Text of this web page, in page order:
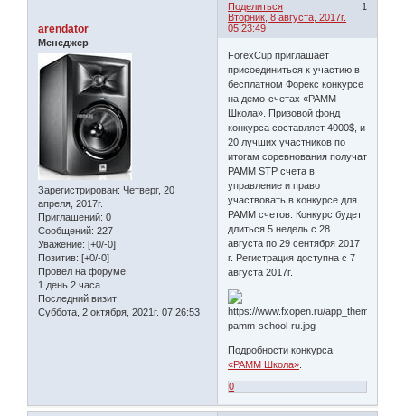
Поделиться
1
Вторник, 8 августа, 2017г.
05:23:49
arendator
Менеджер
Зарегистрирован: Четверг, 20
апреля, 2017г.
Приглашений: 0
Сообщений: 227
Уважение: [+0/-0]
Позитив: [+0/-0]
Провел на форуме:
1 день 2 часа
Последний визит:
Суббота, 2 октября, 2021г. 07:26:53
ForexCup приглашает
присоединиться к участию в
бесплатном Форекс конкурсе
на демо-счетах «PAMM
Школа». Призовой фонд
конкурса составляет 4000$, и
20 лучших участников по
итогам соревнования получат
PAMM STP счета в
управление и право
участвовать в конкурсе для
PAMM счетов. Конкурс будет
длиться 5 недель с 28
августа по 29 сентября 2017
г. Регистрация доступна с 7
августа 2017г.
Подробности конкурса
«PAMM Школа»
0